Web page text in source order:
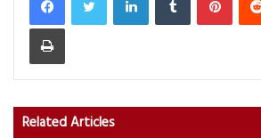
Print
Related Articles